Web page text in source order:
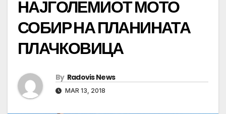
НАЈГОЛЕМИОТ МОТО
СОБИР НА ПЛАНИНАТА
ПЛАЧКОВИЦА
By Radovis News
MAR 13, 2018